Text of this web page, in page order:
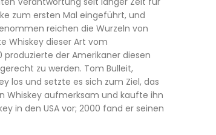
zum ersten Mal eingeführt, und
reichen die Wurzeln von
Whiskey dieser Art vom
produzierte der Amerikaner diesen
zu werden. Tom Bulleit,
los und setzte es sich zum Ziel, das
Whiskey aufmerksam und kaufte ihn
in den USA vor; 2000 fand er seinen